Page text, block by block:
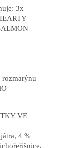
3x
rozmarýnu
VE
4 %